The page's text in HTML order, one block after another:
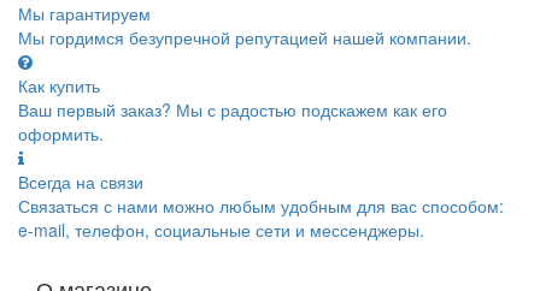
Мы гарантируем
Мы гордимся безупречной репутацией нашей компании.
Как купить
Ваш первый заказ? Мы с радостью подскажем как его
оформить.
Всегда на связи
Связаться с нами можно любым удобным для вас способом:
e-mail, телефон, социальные сети и мессенджеры.